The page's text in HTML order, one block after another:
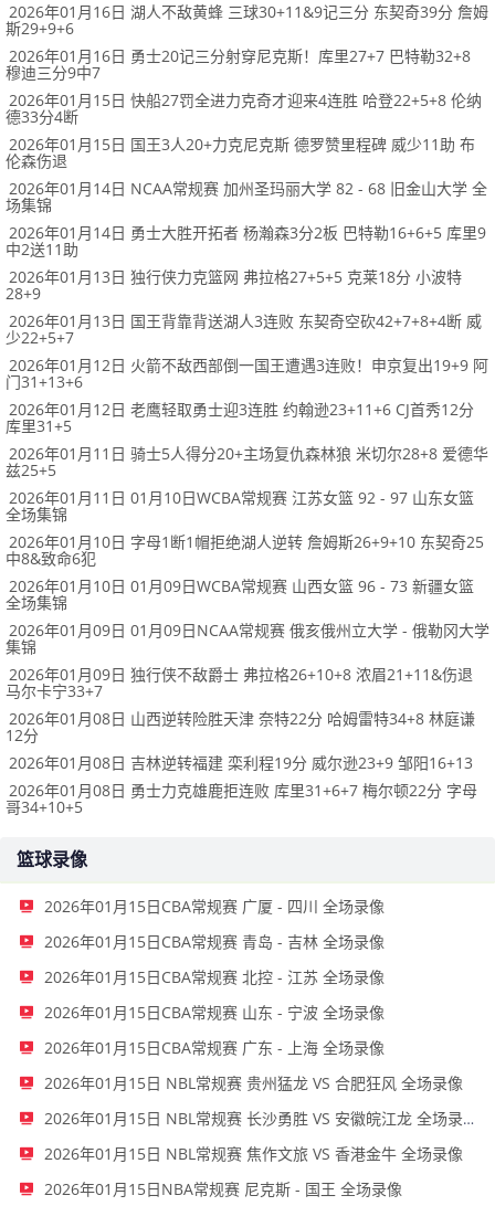
2026年01月16日 湖人不敌黄蜂 三球30+11&9记三分 东契奇39分 詹姆
斯29+9+6
2026年01月16日 勇士20记三分射穿尼克斯！库里27+7 巴特勒32+8
穆迪三分9中7
2026年01月15日 快船27罚全进力克奇才迎来4连胜 哈登22+5+8 伦纳
德33分4断
2026年01月15日 国王3人20+力克尼克斯 德罗赞里程碑 威少11助 布
伦森伤退
2026年01月14日 NCAA常规赛 加州圣玛丽大学 82 - 68 旧金山大学 全
场集锦
2026年01月14日 勇士大胜开拓者 杨瀚森3分2板 巴特勒16+6+5 库里9
中2送11助
2026年01月13日 独行侠力克篮网 弗拉格27+5+5 克莱18分 小波特
28+9
2026年01月13日 国王背靠背送湖人3连败 东契奇空砍42+7+8+4断 威
少22+5+7
2026年01月12日 火箭不敌西部倒一国王遭遇3连败！申京复出19+9 阿
门31+13+6
2026年01月12日 老鹰轻取勇士迎3连胜 约翰逊23+11+6 CJ首秀12分
库里31+5
2026年01月11日 骑士5人得分20+主场复仇森林狼 米切尔28+8 爱德华
兹25+5
2026年01月11日 01月10日WCBA常规赛 江苏女篮 92 - 97 山东女篮
全场集锦
2026年01月10日 字母1断1帽拒绝湖人逆转 詹姆斯26+9+10 东契奇25
中8&致命6犯
2026年01月10日 01月09日WCBA常规赛 山西女篮 96 - 73 新疆女篮
全场集锦
2026年01月09日 01月09日NCAA常规赛 俄亥俄州立大学 - 俄勒冈大学
集锦
2026年01月09日 独行侠不敌爵士 弗拉格26+10+8 浓眉21+11&伤退
马尔卡宁33+7
2026年01月08日 山西逆转险胜天津 奈特22分 哈姆雷特34+8 林庭谦
12分
2026年01月08日 吉林逆转福建 栾利程19分 威尔逊23+9 邹阳16+13
2026年01月08日 勇士力克雄鹿拒连败 库里31+6+7 梅尔顿22分 字母
哥34+10+5
篮球录像
2026年01月15日CBA常规赛 广厦 - 四川 全场录像
2026年01月15日CBA常规赛 青岛 - 吉林 全场录像
2026年01月15日CBA常规赛 北控 - 江苏 全场录像
2026年01月15日CBA常规赛 山东 - 宁波 全场录像
2026年01月15日CBA常规赛 广东 - 上海 全场录像
2026年01月15日 NBL常规赛 贵州猛龙 VS 合肥狂风 全场录像
2026年01月15日 NBL常规赛 长沙勇胜 VS 安徽皖江龙 全场录像
2026年01月15日 NBL常规赛 焦作文旅 VS 香港金牛 全场录像
2026年01月15日NBA常规赛 尼克斯 - 国王 全场录像